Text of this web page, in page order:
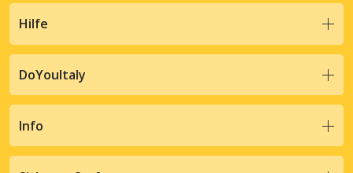
Hilfe
DoYouItaly
Info